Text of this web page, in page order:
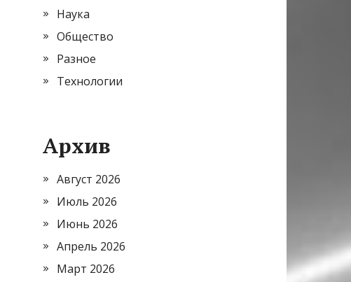
Наука
Общество
Разное
Технологии
Архив
Август 2026
Июль 2026
Июнь 2026
Апрель 2026
Март 2026